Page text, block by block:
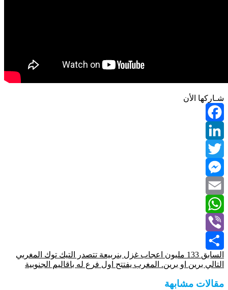
شـاركها الأن
Facebook
LinkedIn
Twitter
Messenger
Email
WhatsApp
Viber
Share
السابق
التالي برين او برين. المغرب يفتتح اول فرع له باقاليم الجنوبية
مقالات مشابهة